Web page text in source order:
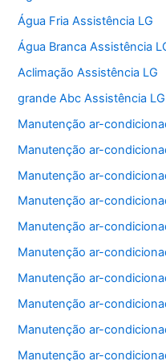
Água Fria Assistência LG
Água Branca Assistência
Aclimação Assistência LG
grande Abc Assistência LG
Manutenção ar-
Manutenção ar-
Manutenção ar-
Manutenção ar-
Manutenção ar-
Manutenção ar-
Manutenção ar-
Manutenção ar-
Manutenção ar-
Manutenção ar-